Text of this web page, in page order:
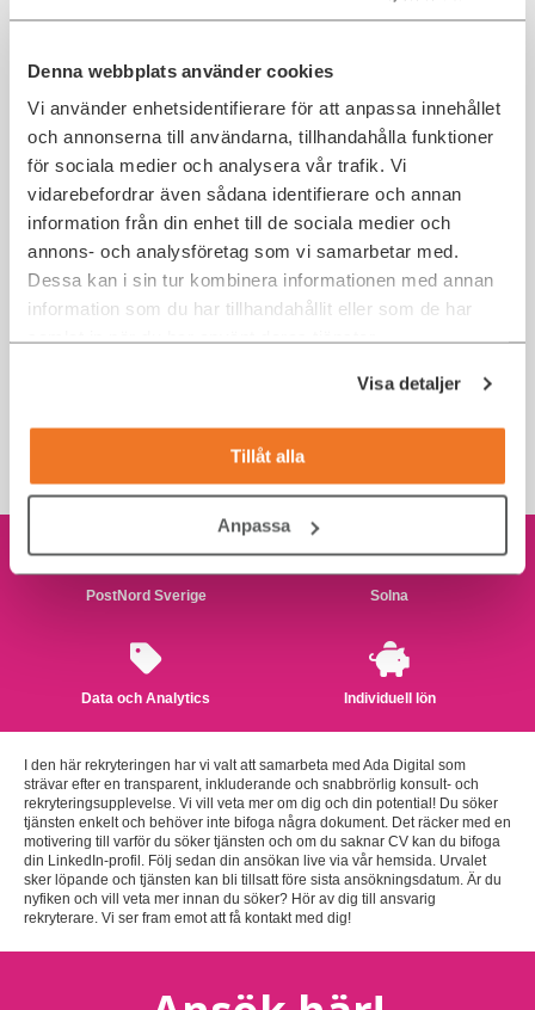
Denna webbplats använder cookies
Vi använder enhetsidentifierare för att anpassa innehållet
och annonserna till användarna, tillhandahålla funktioner
för sociala medier och analysera vår trafik. Vi
vidarebefordrar även sådana identifierare och annan
information från din enhet till de sociala medier och
annons- och analysföretag som vi samarbetar med.
Dessa kan i sin tur kombinera informationen med annan
information som du har tillhandahållit eller som de har
samlat in när du har använt deras tjänster.
Visa detaljer
Tillåt alla
Anpassa
Jag tycker att du ska söka jobbet eftersom:
Vi bara samarbetar med företag som vi själva gillar och
som vi tror att du också kommer tycka om.
Vi har en modig och öppen syn på kompetens som, utöver
erfarenhet, även inkluderar personliga egenskaper,
motivation och begåvning.
Vi erbjuder dig att se hur din ansökan hanteras i realtid via
hemsidan.
Frågor om jobbet? Hör av dig till mig
0708 53 52 06
PostNord Sverige Solna
Data och Analytics Individuell lön
I den här rekryteringen har vi valt att samarbeta med Ada Digital som
strävar efter en transparent, inkluderande och snabbrörlig konsult- och
rekryteringsupplevelse. Vi vill veta mer om dig och din potential! Du söker
tjänsten enkelt och behöver inte bifoga några dokument. Det räcker med en
motivering till varför du söker tjänsten och om du saknar CV kan du bifoga
din LinkedIn-profil. Följ sedan din ansökan live via vår hemsida. Urvalet
sker löpande och tjänsten kan bli tillsatt före sista ansökningsdatum. Är du
nyfiken och vill veta mer innan du söker? Hör av dig till ansvarig
rekryterare. Vi ser fram emot att få kontakt med dig!